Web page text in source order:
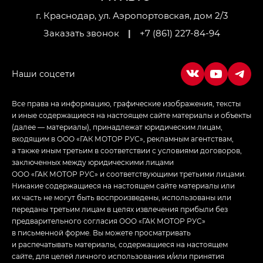
LOUNGE
Empow — Эмпау (Empow) в комплектации
г. Краснодар, ул. Аэропортовская, дом 2/3
Заказать звонок
| +7 (861) 227-84-94
Все права на информацию, графические изображения, тексты
и иные содержащиеся на настоящем сайте материалы и объекты
(далее — материалы), принадлежат юридическим лицам,
входящим в ООО «ГАК МОТОР РУС», рекламным агентствам,
а также иным третьим в соответствии с условиями договоров,
заключенных между юридическими лицами
ООО «ГАК МОТОР РУС» и соответствующими третьими лицами.
Никакие содержащиеся на настоящем сайте материалы или
их часть не могут быть воспроизведены, использованы или
переданы третьим лицам в целях извлечения прибыли без
предварительного согласия ООО «ГАК МОТОР РУС»
в письменной форме. Вы можете просматривать
и распечатывать материалы, содержащиеся на настоящем
сайте, для целей личного использования и/или принятия